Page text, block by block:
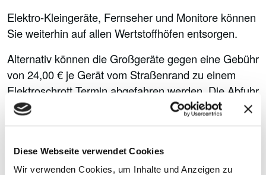
Diese Webseite verwendet Cookies
Wir verwenden Cookies, um Inhalte und Anzeigen zu
Elektro-Kleingeräte, Fernseher und Monitore können
Sie weiterhin auf allen Wertstoffhöfen entsorgen.
Alternativ können die Großgeräte gegen eine Gebühr
von 24,00 € je Gerät vom Straßenrand zu einem
Elektroschrott Termin abgefahren werden. Die Abfuhr
erfolgt für haushaltsübliche Geräte bis ca. 75kg
auf unseren Wertstoffhöfen oder Bürgerbüros
erwerben können oder per Rechnung.